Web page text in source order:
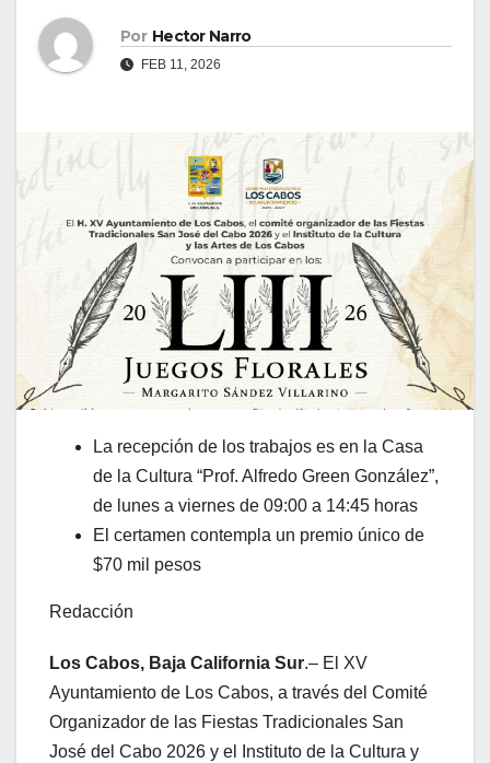
Por Hector Narro
FEB 11, 2026
La recepción de los trabajos es en la Casa
de la Cultura “Prof. Alfredo Green González”,
de lunes a viernes de 09:00 a 14:45 horas
El certamen contempla un premio único de
$70 mil pesos
Redacción
Los Cabos, Baja California Sur.– El XV
Ayuntamiento de Los Cabos, a través del Comité
Organizador de las Fiestas Tradicionales San
José del Cabo 2026 y el Instituto de la Cultura y